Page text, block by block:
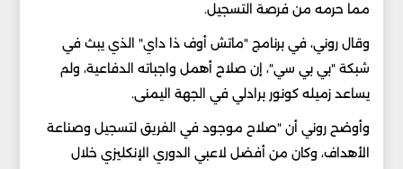
مما حرمه من فرصة التسجيل.
وقال روني، في برنامج "ماتش أوف ذا داي" الذي يبث في
شبكة "بي بي سي"، إن صلاح أهمل واجباته الدفاعية، ولم
يساعد زميله كونور برادلي في الجهة اليمنى.
وأوضح روني أن "صلاح موجود في الفريق لتسجيل وصناعة
الأهداف، وكان من أفضل لاعبي الدوري الإنكليزي خلال